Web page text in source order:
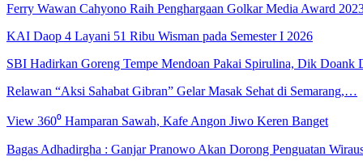
Ferry Wawan Cahyono Raih Penghargaan Golkar Media Award
KAI Daop 4 Layani 51 Ribu Wisman pada Semester I 2026
SBI Hadirkan Goreng Tempe Mendoan Pakai Spirulina, Dik Doank
Relawan “Aksi Sahabat Gibran” Gelar Masak Sehat di Semarang,…
View 360⁰ Hamparan Sawah, Kafe Angon Jiwo Keren Banget
Bagas Adhadirgha : Ganjar Pranowo Akan Dorong Penguatan